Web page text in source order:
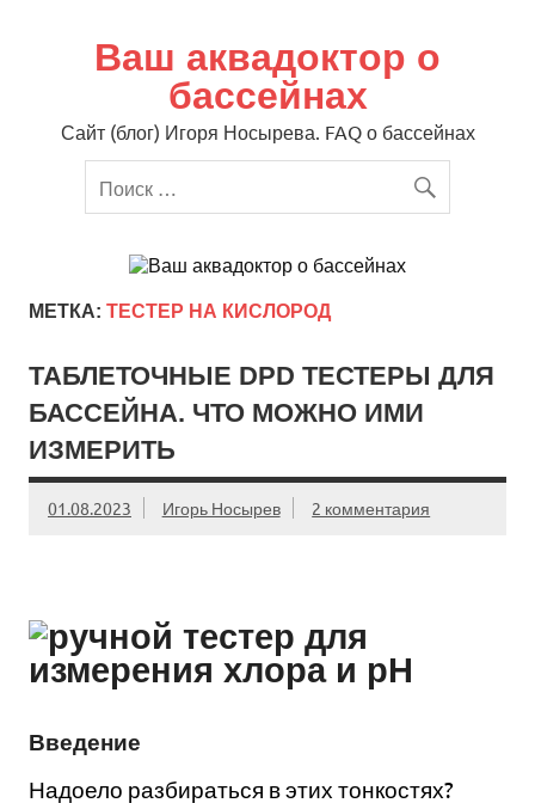
содержимомуВаш аквадоктор о
бассейнах
Сайт (блог) Игоря Носырева. FAQ о бассейнах
МЕТКА: ТЕСТЕР НА КИСЛОРОД
ТАБЛЕТОЧНЫЕ DPD ТЕСТЕРЫ ДЛЯ
БАССЕЙНА. ЧТО МОЖНО ИМИ
ИЗМЕРИТЬ
01.08.2023 Игорь Носырев 2 комментария
Введение
Надоело разбираться в этих тонкостях?